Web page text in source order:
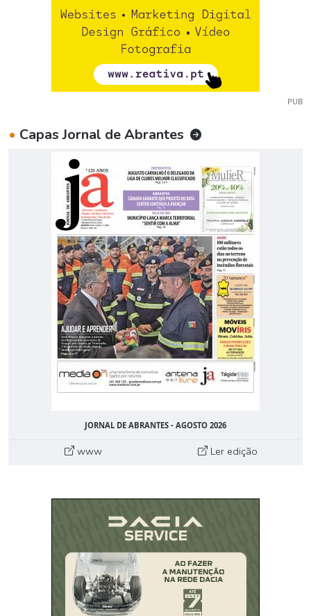
PUB
• Capas Jornal de Abrantes
JORNAL DE ABRANTES - AGOSTO 2026
www Ler edição